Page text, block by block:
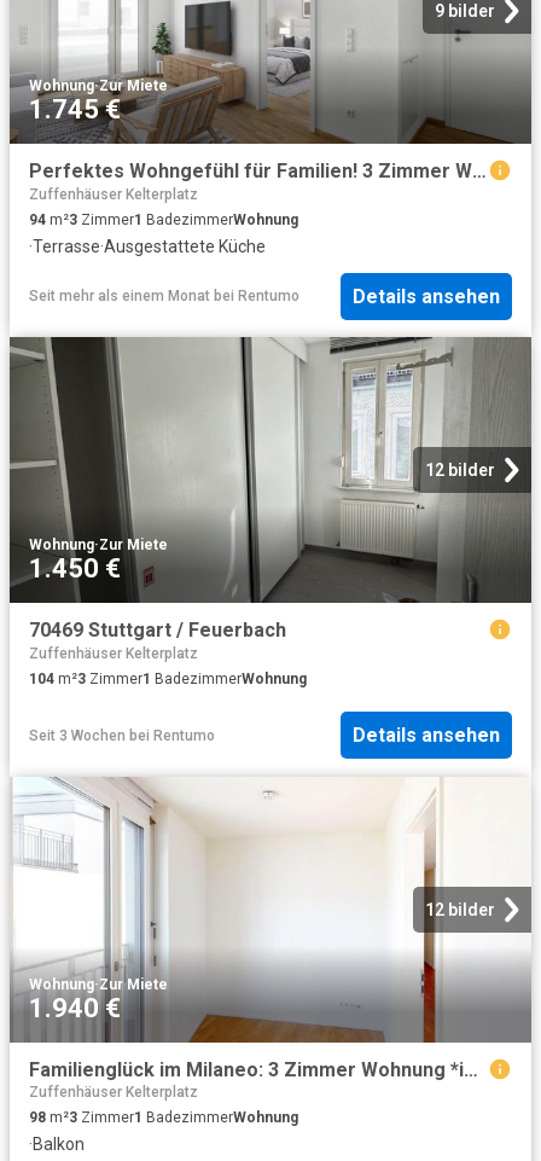
9 bilder
Wohnung·Zur Miete
1.745 €
Perfektes Wohngefühl für Familien! 3 Zimmer Wohnung mit EBK und Terrasse
Zuffenhäuser Kelterplatz
94 m²3 Zimmer1 BadezimmerWohnung
·Terrasse·Ausgestattete Küche
Seit mehr als einem Monat bei Rentumo Details ansehen
12 bilder
Wohnung·Zur Miete
1.450 €
70469 Stuttgart / Feuerbach
Zuffenhäuser Kelterplatz
104 m²3 Zimmer1 BadezimmerWohnung
Seit 3 Wochen bei Rentumo Details ansehen
12 bilder
Wohnung·Zur Miete
1.940 €
Familienglück im Milaneo: 3 Zimmer Wohnung *inkl. Umzugsbonus* zu vermieten!
Zuffenhäuser Kelterplatz
98 m²3 Zimmer1 BadezimmerWohnung
·Balkon